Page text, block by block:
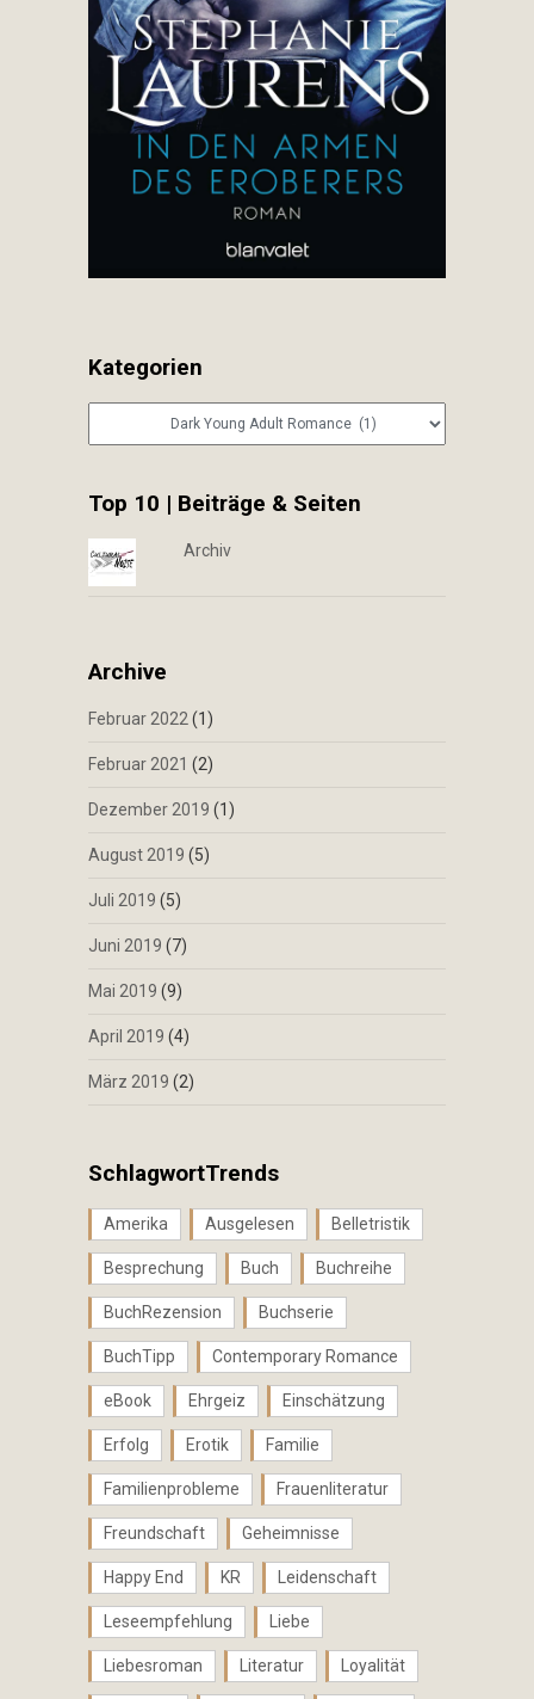
Kategorien
Top 10 | Beiträge & Seiten
Archiv
Archive
Februar 2022(1)
Februar 2021 (2)
Dezember 2019 (1)
August 2019 (5)
Juli 2019 (5)
Juni 2019 (7)
Mai 2019 (9)
April 2019 (4)
März 2019 (2)
SchlagwortTrends
Amerika Ausgelesen Belletristik
Besprechung Buch Buchreihe
BuchRezension Buchserie
BuchTipp Contemporary Romance
eBook Ehrgeiz Einschätzung
Erfolg Erotik Familie
Familienprobleme Frauenliteratur
Freundschaft Geheimnisse
Happy End KR Leidenschaft
Leseempfehlung Liebe
Liebesroman Literatur Loyalität